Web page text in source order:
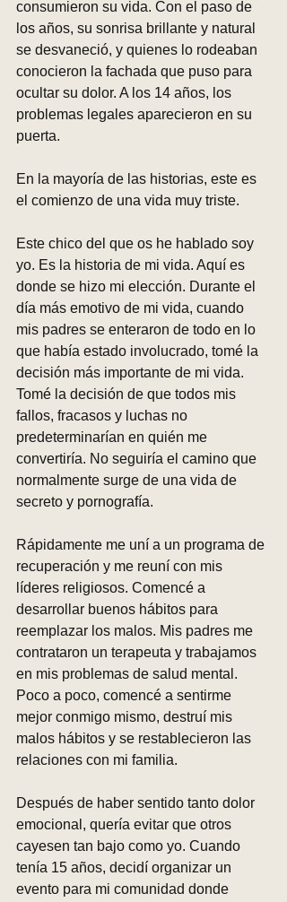
consumieron su vida. Con el paso de
los años, su sonrisa brillante y natural
se desvaneció, y quienes lo rodeaban
conocieron la fachada que puso para
ocultar su dolor. A los 14 años, los
problemas legales aparecieron en su
puerta.
En la mayoría de las historias, este es
el comienzo de una vida muy triste.
Este chico del que os he hablado soy
yo. Es la historia de mi vida. Aquí es
donde se hizo mi elección. Durante el
día más emotivo de mi vida, cuando
mis padres se enteraron de todo en lo
que había estado involucrado, tomé la
decisión más importante de mi vida.
Tomé la decisión de que todos mis
fallos, fracasos y luchas no
predeterminarían en quién me
convertiría. No seguiría el camino que
normalmente surge de una vida de
secreto y pornografía.
Rápidamente me uní a un programa de
recuperación y me reuní con mis
líderes religiosos. Comencé a
desarrollar buenos hábitos para
reemplazar los malos. Mis padres me
contrataron un terapeuta y trabajamos
en mis problemas de salud mental.
Poco a poco, comencé a sentirme
mejor conmigo mismo, destruí mis
malos hábitos y se restablecieron las
relaciones con mi familia.
Después de haber sentido tanto dolor
emocional, quería evitar que otros
cayesen tan bajo como yo. Cuando
tenía 15 años, decidí organizar un
evento para mi comunidad donde